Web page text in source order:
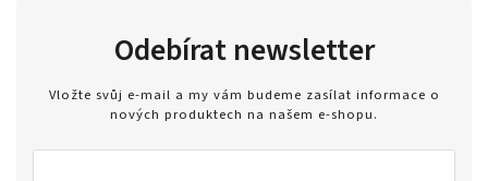
Odebírat newsletter
Vložte svůj e-mail a my vám budeme zasílat informace o
nových produktech na našem e-shopu.